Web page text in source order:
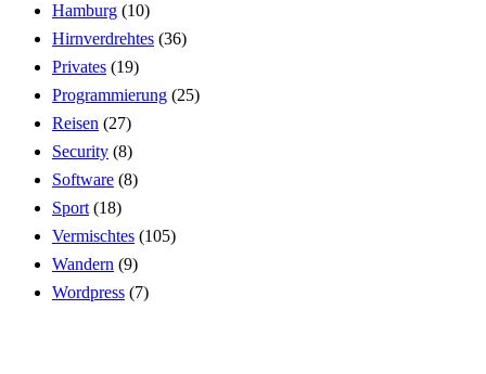
Hamburg (10)
Hirnverdrehtes (36)
Privates (19)
Programmierung (25)
Reisen (27)
Security (8)
Software (8)
Sport (18)
Vermischtes (105)
Wandern (9)
Wordpress (7)